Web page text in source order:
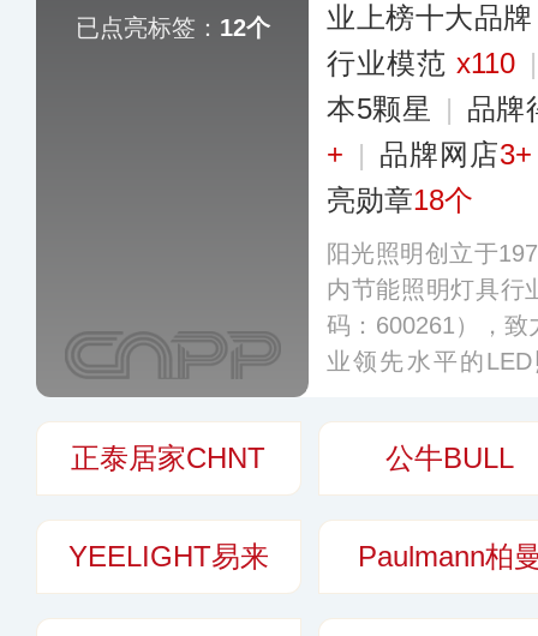
已点亮标签： 12个
业上榜十大品牌
行业模范 x110
本5颗星
| 品牌
+ | 品牌网店3+
亮勋章18个
阳光照明创立于
内节能照明灯具行
码：600261），
业领先水平的
遍布全球多个国家
正泰居家CHNT 公牛BULL
YEELIGHT易来 Paulmann柏